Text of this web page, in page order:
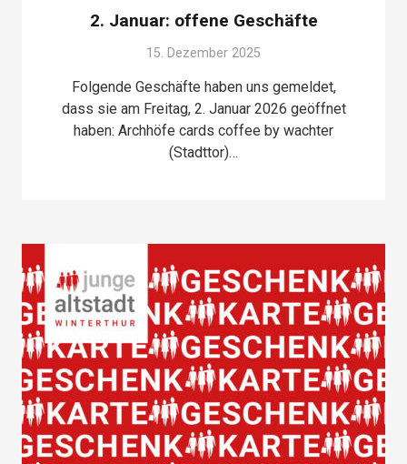
2. Januar: offene Geschäfte
15. Dezember 2025
Folgende Geschäfte haben uns gemeldet,
dass sie am Freitag, 2. Januar 2026 geöffnet
haben: Archhöfe cards coffee by wachter
(Stadttor)…